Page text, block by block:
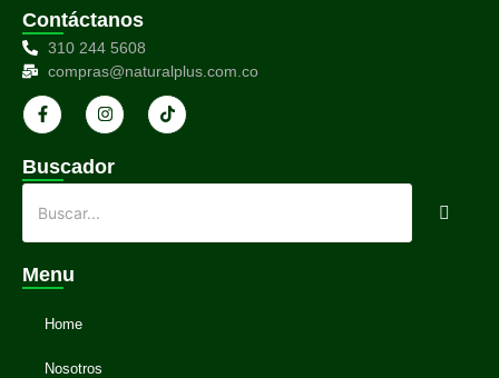
Contáctanos
310 244 5608
compras@naturalplus.com.co
Buscador
Menu
Home
Nosotros